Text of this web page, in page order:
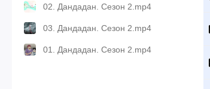
02. Дандадан. Сезон 2.mp4
03. Дандадан. Сезон 2.mp4
01. Дандадан. Сезон 2.mp4